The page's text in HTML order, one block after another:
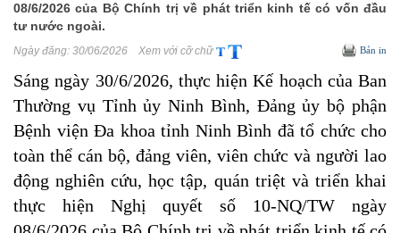
08/6/2026 của Bộ Chính trị về phát triển kinh tế có vốn đầu
tư nước ngoài.
Ngày đăng: 30/06/2026 Xem với cỡ chữ Bản in
Sáng ngày 30/6/2026, thực hiện Kế hoạch của Ban
Thường vụ Tỉnh ủy Ninh Bình, Đảng ủy bộ phận
Bệnh viện Đa khoa tỉnh Ninh Bình đã tổ chức cho
toàn thể cán bộ, đảng viên, viên chức và người lao
động nghiên cứu, học tập, quán triệt và triển khai
thực hiện Nghị quyết số 10-NQ/TW ngày